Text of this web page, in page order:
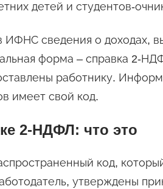
детей и студентов-
ИФНС сведения о доходах,
форма – справка 2-
работнику.
имеет свой код.
2-НДФЛ: что это
код,
утверждены